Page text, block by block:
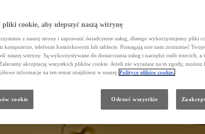
cookie, aby ulepszyć naszą witrynę
z naszej strony i usprawnić świadczenie usług, dlatego wykorzystujemy pliki
komputerze, telefonie komórkowym lub tablecie. Pomagają one nam zrozumieć
naszej witryny. Są wykorzystywane do dostarczania usług i narzędzi osób trzecich, a
akceptację wszystkich plików cookie. Jeżeli nie wyrażasz na to zgody, możesz
informacje na ten temat znajdziesz w naszej Polityce plików cookie.
cookie Odrzuć wszystkie